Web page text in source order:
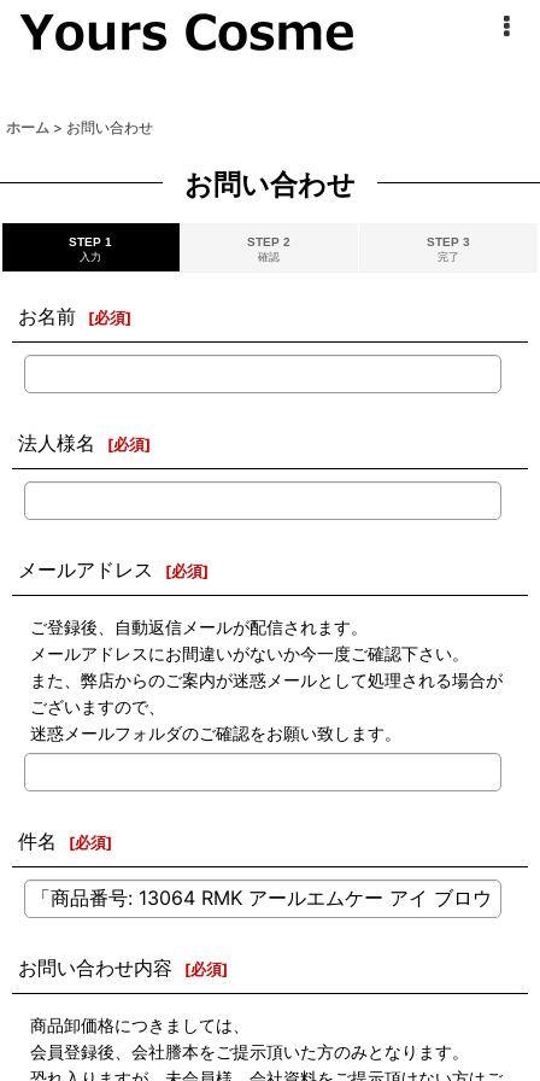
ホーム > お問い合わせ
お問い合わせ
STEP 1
入力
STEP 2
確認
STEP 3
完了
お名前 [必須]
法人様名 [必須]
メールアドレス [必須]
ご登録後、自動返信メールが配信されます。
メールアドレスにお間違いがないか今一度ご確認下さい。
また、弊店からのご案内が迷惑メールとして処理される場合が
ございますので、
迷惑メールフォルダのご確認をお願い致します。
件名 [必須]
お問い合わせ内容 [必須]
商品卸価格につきましては、
会員登録後、会社謄本をご提示頂いた方のみとなります。